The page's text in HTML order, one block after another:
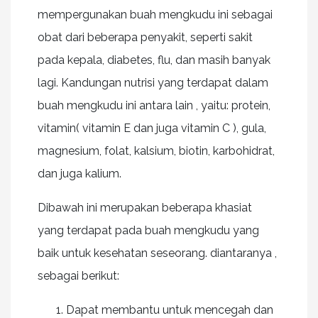
mempergunakan buah mengkudu ini sebagai
obat dari beberapa penyakit, seperti sakit
pada kepala, diabetes, flu, dan masih banyak
lagi. Kandungan nutrisi yang terdapat dalam
buah mengkudu ini antara lain , yaitu: protein,
vitamin( vitamin E dan juga vitamin C ), gula,
magnesium, folat, kalsium, biotin, karbohidrat,
dan juga kalium.
Dibawah ini merupakan beberapa khasiat
yang terdapat pada buah mengkudu yang
baik untuk kesehatan seseorang. diantaranya ,
sebagai berikut:
Dapat membantu untuk mencegah dan